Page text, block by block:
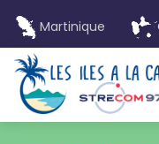
Martinique